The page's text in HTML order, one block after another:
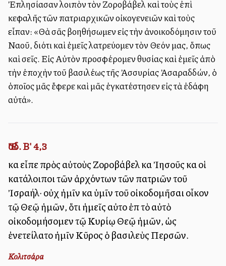
Ἐπλησίασαν λοιπὸν τὸν Ζοροβάβελ καὶ τοὺς ἐπὶ
κεφαλῆς τῶν πατριαρχικῶν οἰκογενειῶν καὶ τοὺς
εἶπαν: «Θὰ σᾶς βοηθήσωμεν εἰς τὴν ἀνοικοδόμησιν τοῦ
Ναοῦ, διότι καὶ ἐμεῖς λατρεύομεν τὸν Θεόν μας, ὅπως
καὶ σεῖς. Εἰς Αὐτὸν προσφέρομεν θυσίας καὶ ἐμεῖς ἀπὸ
τὴν ἐποχὴν τοῦ βασιλέως τῆς Ἀσσυρίας Ἀσαραδδών, ὁ
ὁποῖος μᾶς ἔφερε καὶ μᾶς ἐγκατέστησεν εἰς τὰ ἐδάφη
αὐτά».
Ἔσδ. Β' 4,3
καὶ εἶπε πρὸς αὐτοὺς Ζοροβάβελ καὶ Ἰησοῦς καὶ οἱ
κατάλοιποι τῶν ἀρχόντων τῶν πατριῶν τοῦ
Ἰσραήλ· οὐχ ἡμῖν καὶ ὑμῖν τοῦ οἰκοδομῆσαι οἶκον
τῷ Θεῷ ἡμῶν, ὅτι ἡμεῖς αὐτοὶ ἐπὶ τὸ αὐτὸ
οἰκοδομήσομεν τῷ Κυρίῳ Θεῷ ἡμῶν, ὡς
ἐνετείλατο ἡμῖν Κῦρος ὁ βασιλεὺς Περσῶν.
Κολιτσάρα